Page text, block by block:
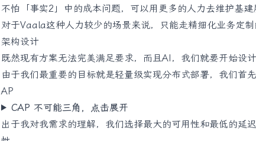
不怕「事实2」中的成本问题，可以用更多的人力去维护基建
对于Vaala这种人力较少的场景来说，只能走精细化业务定制
架构设计
既然现有方案无法完美满足要求，而且AI，我们就要开始设计
由于我们最重要的目标就是轻量级实现分布式部署，我们首
AP
CAP 不可能三角，点击展开
出于我对我需求的理解，我们选择最大的可用性和最低的延